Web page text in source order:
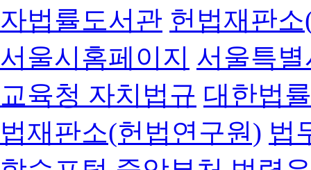
자법률도서관 헌법재판
서울시홈페이지 서울특
교육청 자치법규 대한법
법재판소(헌법연구원) 법